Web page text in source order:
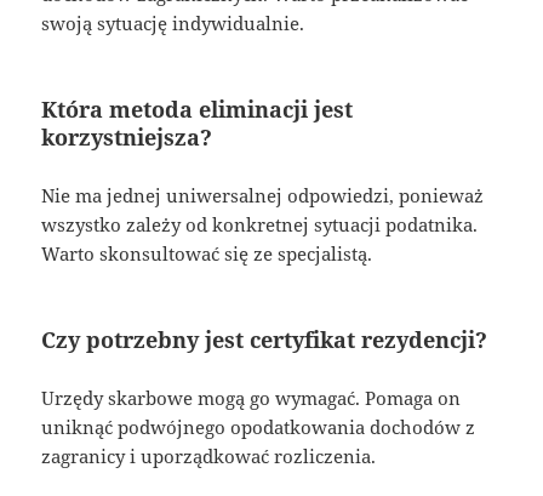
swoją sytuację indywidualnie.
Która metoda eliminacji jest
korzystniejsza?
Nie ma jednej uniwersalnej odpowiedzi, ponieważ
wszystko zależy od konkretnej sytuacji podatnika.
Warto skonsultować się ze specjalistą.
Czy potrzebny jest certyfikat rezydencji?
Urzędy skarbowe mogą go wymagać. Pomaga on
uniknąć podwójnego opodatkowania dochodów z
zagranicy i uporządkować rozliczenia.